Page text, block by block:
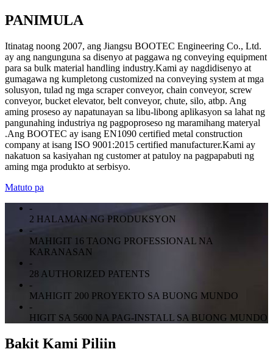
PANIMULA
Itinatag noong 2007, ang Jiangsu BOOTEC Engineering Co., Ltd.
ay ang nangunguna sa disenyo at paggawa ng conveying equipment
para sa bulk material handling industry.Kami ay nagdidisenyo at
gumagawa ng kumpletong customized na conveying system at mga
solusyon, tulad ng mga scraper conveyor, chain conveyor, screw
conveyor, bucket elevator, belt conveyor, chute, silo, atbp. Ang
aming proseso ay napatunayan sa libu-libong aplikasyon sa lahat ng
pangunahing industriya ng pagpoproseso ng maramihang materyal
.Ang BOOTEC ay isang EN1090 certified metal construction
company at isang ISO 9001:2015 certified manufacturer.Kami ay
nakatuon sa kasiyahan ng customer at patuloy na pagpapabuti ng
aming mga produkto at serbisyo.
Matuto pa
-
2 HALAMAN NG PRODUKSYON
-
MAHIGIT 16 TAONG PROFESSIONAL NA
KARANASAN
-
28 AUTHORIZED PATENTS
-
MAHIGIT 200 PROYEKTO SA BUONG MUNDO
-
HIGIT SA 5600 NA PAG-INSTALL SA BUONG MUNDO
Bakit Kami Piliin